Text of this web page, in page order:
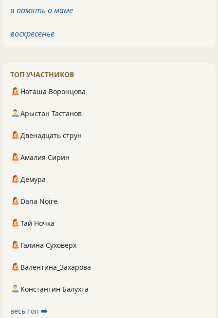
в память о маме
воскресенье
ТОП УЧАСТНИКОВ
Наташа Воронцова
Арыстан Тастанов
Двенадцать струн
Амалия Сирин
Демура
Dana Noire
Тай Ночка
Галина Суховерх
Валентина_Захарова
Константин Балухта
весь топ ⮕